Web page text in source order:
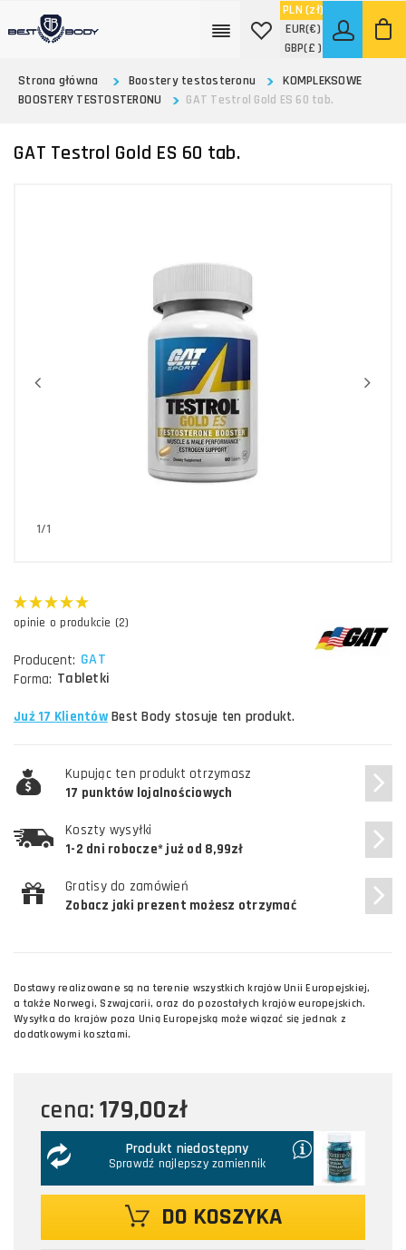
PLN (zł)
EUR(€)
GBP(£ )
Strona główna
Boostery testosteronu
KOMPLEKSOWE
BOOSTERY TESTOSTERONU
GAT Testrol Gold ES 60 tab.
GAT Testrol Gold ES 60 tab.
1/1
opinie o produkcie (2)
Producent: GAT
Forma: Tabletki
Już 17 KlientówBest Body stosuje ten produkt.
Kupując ten produkt otrzymasz
17 punktów lojalnościowych
Koszty wysyłki
1-2 dni robocze* już od 8,99zł
Gratisy do zamówień
Zobacz jaki prezent możesz otrzymać
Dostawy realizowane są na terenie wszystkich krajów Unii Europejskiej,
a także Norwegi, Szwajcarii, oraz do pozostałych krajów europejskich.
Wysyłka do krajów poza Unią Europejską może wiązać się jednak z
dodatkowymi kosztami.
cena: 179,00zł
Produkt niedostępny
Sprawdź najlepszy zamiennik
DO KOSZYKA